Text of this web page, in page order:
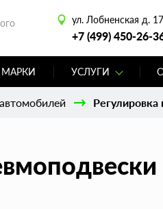
ул. Лобненская д.
+7 (499) 450-26-
МАРКИ УСЛУГИ